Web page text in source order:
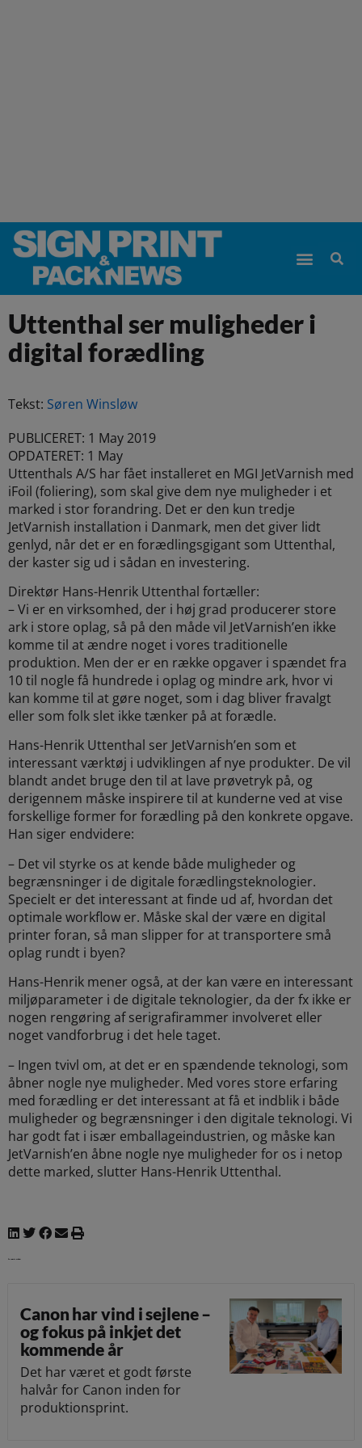
Uttenthal ser muligheder i
digital forædling
Tekst: Søren Winsløw
PUBLICERET: 1 May 2019
OPDATERET: 1 May
Uttenthals A/S har fået installeret en MGI JetVarnish med
iFoil (foliering), som skal give dem nye muligheder i et
marked i stor forandring. Det er den kun tredje
JetVarnish installation i Danmark, men det giver lidt
genlyd, når det er en forædlingsgigant som Uttenthal,
der kaster sig ud i sådan en investering.
Direktør Hans-Henrik Uttenthal fortæller:
– Vi er en virksomhed, der i høj grad producerer store
ark i store oplag, så på den måde vil JetVarnish’en ikke
komme til at ændre noget i vores traditionelle
produktion. Men der er en række opgaver i spændet fra
10 til nogle få hundrede i oplag og mindre ark, hvor vi
kan komme til at gøre noget, som i dag bliver fravalgt
eller som folk slet ikke tænker på at forædle.
Hans-Henrik Uttenthal ser JetVarnish’en som et
interessant værktøj i udviklingen af nye produkter. De vil
blandt andet bruge den til at lave prøvetryk på, og
derigennem måske inspirere til at kunderne ved at vise
forskellige former for forædling på den konkrete opgave.
Han siger endvidere:
– Det vil styrke os at kende både muligheder og
begrænsninger i de digitale forædlingsteknologier.
Specielt er det interessant at finde ud af, hvordan det
optimale workflow er. Måske skal der være en digital
printer foran, så man slipper for at transportere små
oplag rundt i byen?
Hans-Henrik mener også, at der kan være en interessant
miljøparameter i de digitale teknologier, da der fx ikke er
nogen rengøring af serigrafirammer involveret eller
noget vandforbrug i det hele taget.
– Ingen tvivl om, at det er en spændende teknologi, som
åbner nogle nye muligheder. Med vores store erfaring
med forædling er det interessant at få et indblik i både
muligheder og begrænsninger i den digitale teknologi. Vi
har godt fat i især emballageindustrien, og måske kan
JetVarnish’en åbne nogle nye muligheder for os i netop
dette marked, slutter Hans-Henrik Uttenthal.
Canon har vind i sejlene –
og fokus på inkjet det
kommende år
Det har været et godt første
halvår for Canon inden for
produktionsprint.